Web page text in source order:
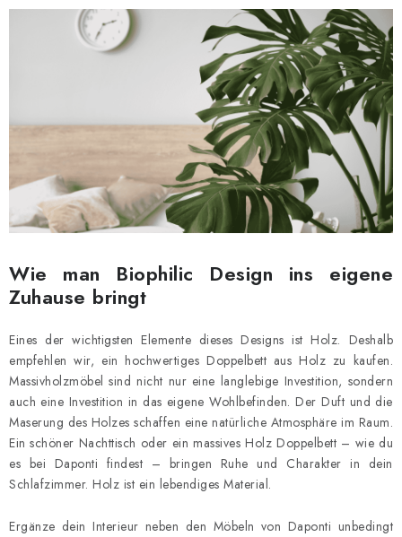
Wie man Biophilic Design ins eigene
Zuhause bringt
Eines der wichtigsten Elemente dieses Designs ist Holz. Deshalb
empfehlen wir, ein hochwertiges Doppelbett aus Holz zu kaufen.
Massivholzmöbel sind nicht nur eine langlebige Investition, sondern
auch eine Investition in das eigene Wohlbefinden. Der Duft und die
Maserung des Holzes schaffen eine natürliche Atmosphäre im Raum.
Ein schöner Nachttisch oder ein massives Holz Doppelbett – wie du
es bei Daponti findest – bringen Ruhe und Charakter in dein
Schlafzimmer. Holz ist ein lebendiges Material.
Ergänze dein Interieur neben den Möbeln von Daponti unbedingt